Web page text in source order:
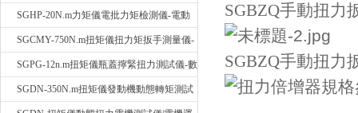
憶數據拉壓力測力計
SGHP-20N.m力矩儀電批力矩檢測儀-電動
螺絲批扭力矩測試儀
SGCMY-750N.m扭矩儀扭力矩扳手測量儀-
校準扳手扭力精度測試儀
SGPG-12n.m扭矩儀瓶蓋擰緊扭力測試儀-數
顯式瓶蓋扭力矩儀
SGDN-350N.m扭矩儀發動機動態轉矩測試
SGBZQ手動扭力
SGBZQ手動扭力